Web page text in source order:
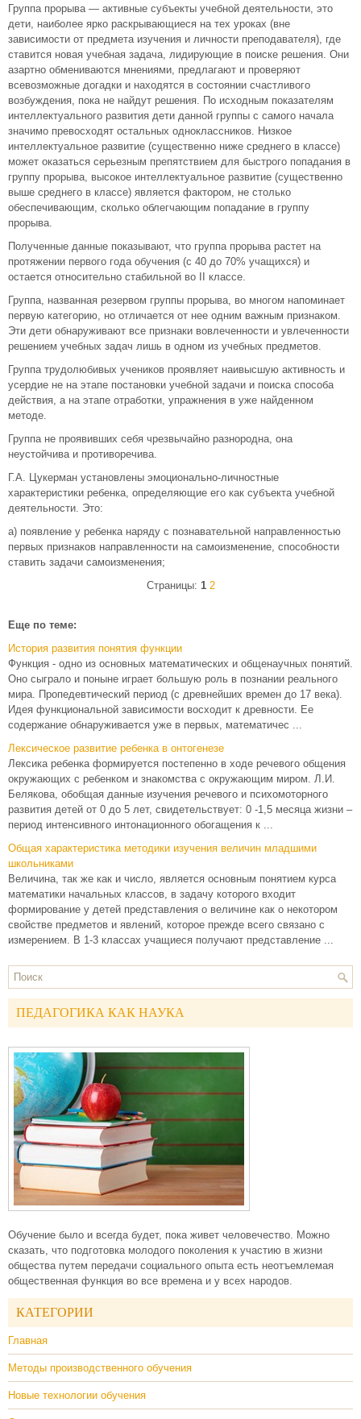
Группа прорыва — активные субъекты учебной деятельности, это
дети, наиболее ярко раскрывающиеся на тех уроках (вне
зависимости от предмета изучения и личности преподавателя), где
ставится новая учебная задача, лидирующие в поиске решения. Они
азартно обмениваются мнениями, предлагают и проверяют
всевозможные догадки и находятся в состоянии счастливого
возбуждения, пока не найдут решения. По исходным показателям
интеллектуального развития дети данной группы с самого начала
значимо превосходят остальных одноклассников. Низкое
интеллектуальное развитие (существенно ниже среднего в классе)
может оказаться серьезным препятствием для быстрого попадания в
группу прорыва, высокое интеллектуальное развитие (существенно
выше среднего в классе) является фактором, не столько
обеспечивающим, сколько облегчающим попадание в группу
прорыва.
Полученные данные показывают, что группа прорыва растет на
протяжении первого года обучения (с 40 до 70% учащихся) и
остается относительно стабильной во II классе.
Группа, названная резервом группы прорыва, во многом напоминает
первую категорию, но отличается от нее одним важным признаком.
Эти дети обнаруживают все признаки вовлеченности и увлеченности
решением учебных задач лишь в одном из учебных предметов.
Группа трудолюбивых учеников проявляет наивысшую активность и
усердие не на этапе постановки учебной задачи и поиска способа
действия, а на этапе отработки, упражнения в уже найденном
методе.
Группа не проявивших себя чрезвычайно разнородна, она
неустойчива и противоречива.
Г.А. Цукерман установлены эмоционально-личностные
характеристики ребенка, определяющие его как субъекта учебной
деятельности. Это:
а) появление у ребенка наряду с познавательной направленностью
первых признаков направленности на самоизменение, способности
ставить задачи самоизменения;
Страницы: 1 2
Еще по теме:
История развития понятия функции
Функция - одно из основных математических и общенаучных понятий.
Оно сыграло и поныне играет большую роль в познании реального
мира. Пропедевтический период (с древнейших времен до 17 века).
Идея функциональной зависимости восходит к древности. Ее
содержание обнаруживается уже в первых, математичес ...
Лексическое развитие ребенка в онтогенезе
Лексика ребенка формируется постепенно в ходе речевого общения
окружающих с ребенком и знакомства с окружающим миром. Л.И.
Белякова, обобщая данные изучения речевого и психомоторного
развития детей от 0 до 5 лет, свидетельствует: 0 -1,5 месяца жизни –
период интенсивного интонационного обогащения к ...
Общая характеристика методики изучения величин младшими
школьниками
Величина, так же как и число, является основным понятием курса
математики начальных классов, в задачу которого входит
формирование у детей представления о величине как о некотором
свойстве предметов и явлений, которое прежде всего связано с
измерением. В 1-3 классах учащиеся получают представление ...
ПЕДАГОГИКА КАК НАУКА
Обучение было и всегда будет, пока живет человечество. Можно
сказать, что подготовка молодого поколения к участию в жизни
общества путем передачи социального опыта есть неотъемлемая
общественная функция во все времена и у всех народов.
КАТЕГОРИИ
Главная
Методы производственного обучения
Новые технологии обучения